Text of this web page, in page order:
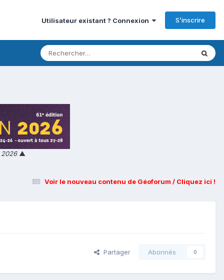
Utilisateur existant ? Connexion S’inscrire
▲
Voir le nouveau contenu de Géoforum / Cliquez ici !
Partager Abonnés 0